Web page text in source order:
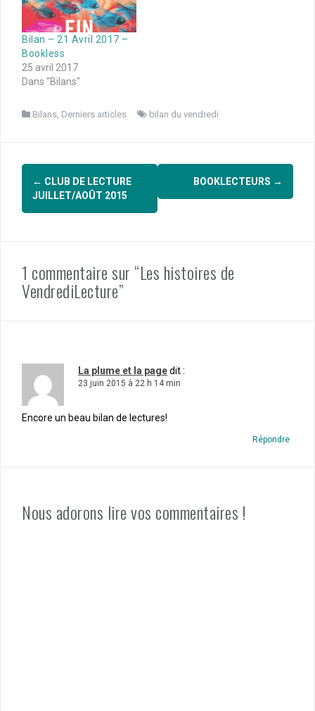
Bilan – 21 Avril 2017 –
Bookless
25 avril 2017
Dans "Bilans"
Bilans, Derniers articles bilan du vendredi
Navigation
d'article
← CLUB DE LECTURE
JUILLET/AOÛT 2015
BOOKLECTEURS →
1 commentaire sur “Les histoires de
VendrediLecture”
La plume et la pagedit :
23 juin 2015 à 22 h 14 min
Encore un beau bilan de lectures!
Répondre
Nous adorons lire vos commentaires !